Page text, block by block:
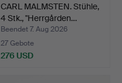
CARL MALMSTEN. Stühle,
4 Stk., "Herrgården…
Beendet 7. Aug 2026
27 Gebote
276 USD